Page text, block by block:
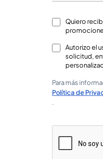
Quiero
Autorizo el
solicitud,
Para más
Política de
.